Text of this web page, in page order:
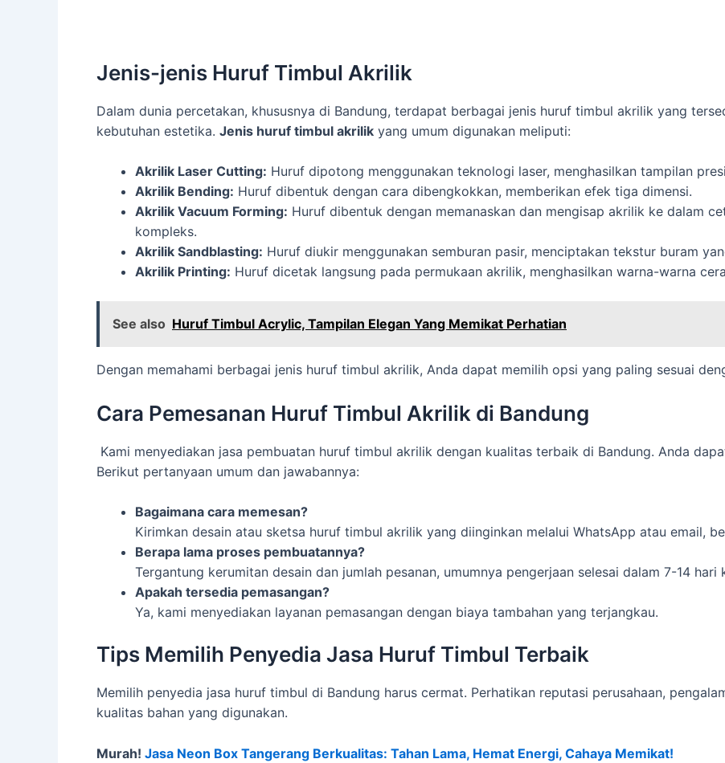
Jenis-jenis Huruf Timbul Akrilik
Dalam dunia percetakan, khususnya di Bandung, terdapat berbagai jenis huruf timbul akrilik yang
kebutuhan estetika. Jenis huruf timbul akrilik yang umum digunakan meliputi:
Akrilik Laser Cutting: Huruf dipotong menggunakan teknologi laser, menghasilkan tampilan
Akrilik Bending: Huruf dibentuk dengan cara dibengkokkan, memberikan efek tiga dimensi.
Akrilik Vacuum Forming: Huruf dibentuk dengan memanaskan dan mengisap akrilik ke dalam
kompleks.
Akrilik Sandblasting: Huruf diukir menggunakan semburan pasir, menciptakan tekstur buram
Akrilik Printing: Huruf dicetak langsung pada permukaan akrilik, menghasilkan warna-warna
See also Huruf Timbul Acrylic, Tampilan Elegan Yang Memikat Perhatian
Dengan memahami berbagai jenis huruf timbul akrilik, Anda dapat memilih opsi yang paling sesuai
Cara Pemesanan Huruf Timbul Akrilik di Bandung
Kami menyediakan jasa pembuatan huruf timbul akrilik dengan kualitas terbaik di Bandung. Anda
Berikut pertanyaan umum dan jawabannya:
Bagaimana cara memesan?
Kirimkan desain atau sketsa huruf timbul akrilik yang diinginkan melalui WhatsApp atau email,
Berapa lama proses pembuatannya?
Tergantung kerumitan desain dan jumlah pesanan, umumnya pengerjaan selesai dalam 7-14 hari
Apakah tersedia pemasangan?
Ya, kami menyediakan layanan pemasangan dengan biaya tambahan yang terjangkau.
Tips Memilih Penyedia Jasa Huruf Timbul Terbaik
Memilih penyedia jasa huruf timbul di Bandung harus cermat. Perhatikan reputasi perusahaan,
kualitas bahan yang digunakan.
Murah! Jasa Neon Box Tangerang Berkualitas: Tahan Lama, Hemat Energi, Cahaya Memikat!